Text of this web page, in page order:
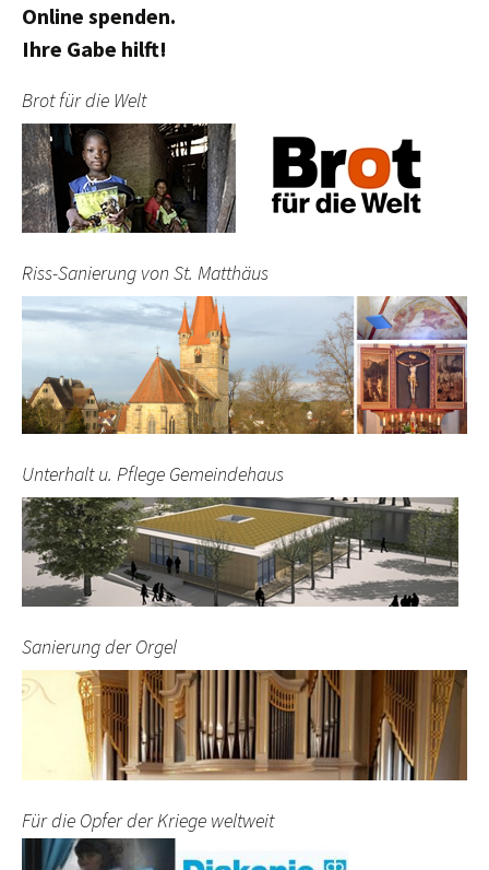
Online spenden.
Ihre Gabe hilft!
Brot für die Welt
Riss-Sanierung von St. Matthäus
Unterhalt u. Pflege Gemeindehaus
Sanierung der Orgel
Für die Opfer der Kriege weltweit